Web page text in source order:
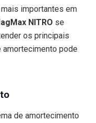
importantes em
NITRO se
os principais
pode
de amortecimento